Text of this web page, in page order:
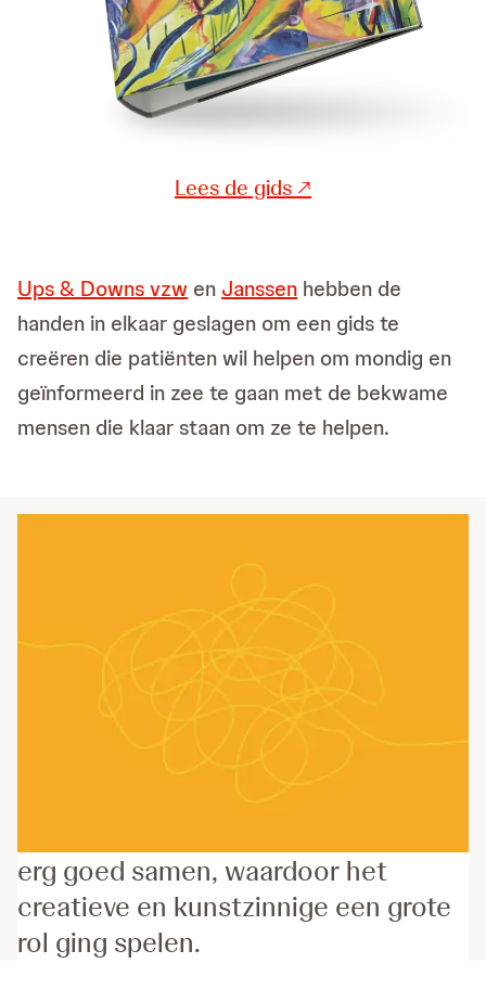
Lees de gids ↗
Ups & Downs vzw en Janssen hebben de
handen in elkaar geslagen om een gids te
creëren die patiënten wil helpen om mondig en
geïnformeerd in zee te gaan met de bekwame
mensen die klaar staan om ze te helpen.
erg goed samen, waardoor het
creatieve en kunstzinnige een grote
rol ging spelen.